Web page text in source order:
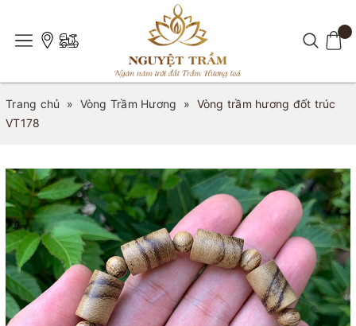
Trang chủ » Vòng Trầm Hương » Vòng trầm hương đốt trúc
VT178